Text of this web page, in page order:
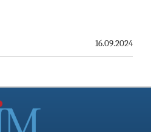
19.06.2026
16.09.2024